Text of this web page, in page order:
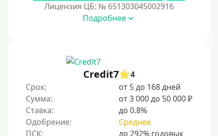
90000 руб
300000 руб
500000 руб
1000000 руб
Мини займы
Лицензия ЦБ: № 651303045002916
Подробнее
Credit7
4
Срок:
от 5 до 168 дней
Сумма:
от 3 000 до 50 000 ₽
Ставка:
до 0.8%
Одобрение:
Среднее